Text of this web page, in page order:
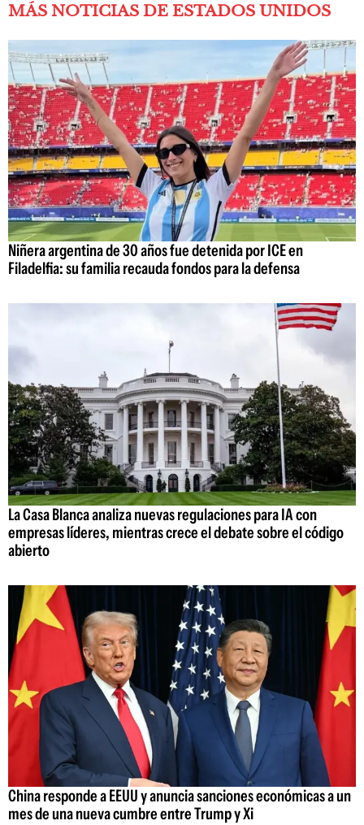
MÁS NOTICIAS DE ESTADOS UNIDOS
Niñera argentina de 30 años fue detenida por ICE en
Filadelfia: su familia recauda fondos para la defensa
La Casa Blanca analiza nuevas regulaciones para IA con
empresas líderes, mientras crece el debate sobre el código
abierto
China responde a EEUU y anuncia sanciones económicas a un
mes de una nueva cumbre entre Trump y Xi